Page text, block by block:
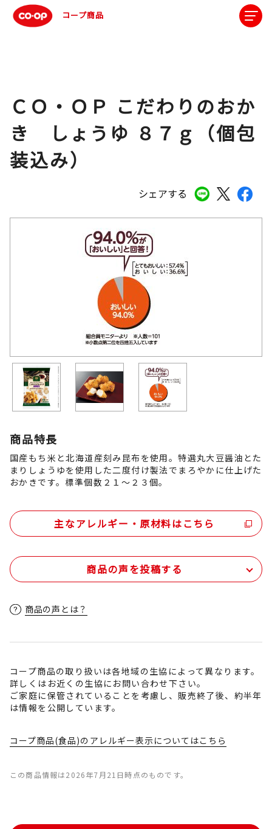
コープ商品
シェアする
ＣＯ・ＯＰ こだわりのおか
き しょうゆ ８７ｇ（個包
装込み）
商品特長
国産もち米と北海道産刻み昆布を使用。特選丸大豆醤油とた
まりしょうゆを使用した二度付け製法でまろやかに仕上げた
おかきです。標準個数２１～２３個。
主なアレルギー・原材料はこちら
商品の声を投稿する
商品の声とは？
コープ商品の取り扱いは各地域の生協によって異なります。
詳しくはお近くの生協にお問い合わせ下さい。
ご家庭に保管されていることを考慮し、販売終了後、約半年
は情報を公開しています。
コープ商品(食品)のアレルギー表示についてはこちら
この商品情報は2026年7月21日時点のものです。